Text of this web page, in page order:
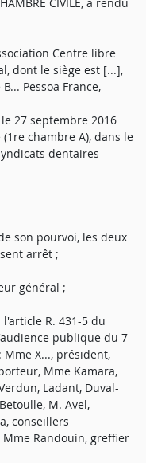
Centre libre
dont le siège est [...],
Pessoa France,
27 septembre 2016
chambre A), dans le
dentaires
son pourvoi, les deux
arrêt ;
général ;
l'article R. 431-5 du
publique du 7
X..., président,
Mme Kamara,
Ladant, Duval-
M. Avel,
conseillers
Randouin, greffier